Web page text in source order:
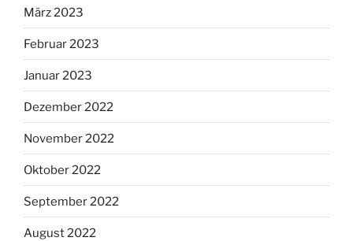
März 2023
Februar 2023
Januar 2023
Dezember 2022
November 2022
Oktober 2022
September 2022
August 2022